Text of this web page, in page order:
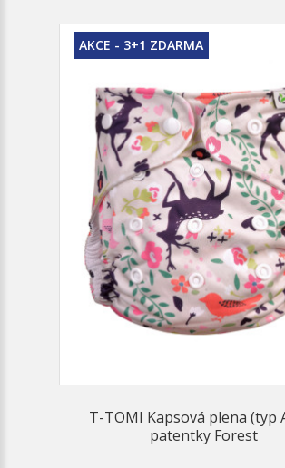
AKCE - 3+1 ZDARMA
T-TOMI Kapsová plena (typ
patentky Forest